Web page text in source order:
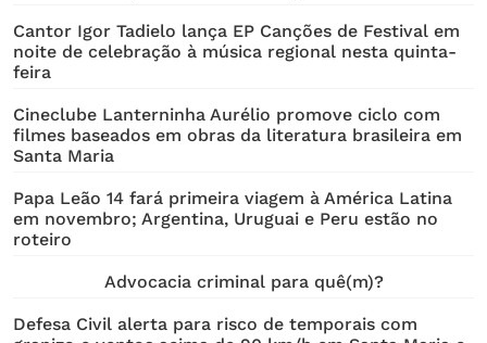
Cantor Igor Tadielo lança EP Canções de Festival em
noite de celebração à música regional nesta quinta-
feira
Cineclube Lanterninha Aurélio promove ciclo com
filmes baseados em obras da literatura brasileira em
Santa Maria
Papa Leão 14 fará primeira viagem à América Latina
em novembro; Argentina, Uruguai e Peru estão no
roteiro
Advocacia criminal para quê(m)?
Defesa Civil alerta para risco de temporais com